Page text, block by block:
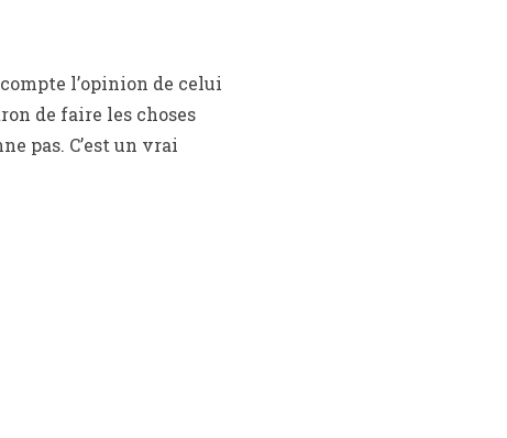
l’opinion de celui
de faire les choses
pas. C’est un vrai